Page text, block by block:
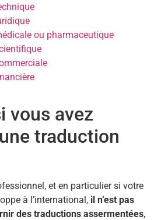
ou pharmaceutique
vous avez
traduction
et en particulier si votre
à l’international, il n’est pas
des traductions assermentées,